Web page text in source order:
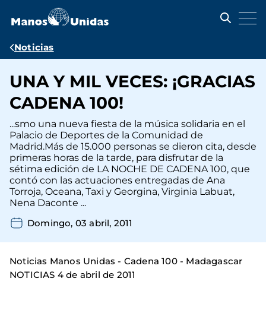
contenido
Ruta
navegación
Noticias
UNA Y MIL VECES: ¡GRACIAS
CADENA 100!
...smo una nueva fiesta de la música solidaria en el
Palacio de Deportes de la Comunidad de
Madrid.Más de 15.000 personas se dieron cita, desde
primeras horas de la tarde, para disfrutar de la
sétima edición de LA NOCHE DE CADENA 100, que
contó con las actuaciones entregadas de Ana
Torroja, Oceana, Taxi y Georgina, Virginia Labuat,
Nena Daconte ...
Domingo, 03 abril, 2011
Noticias Manos Unidas - Cadena 100 - Madagascar
NOTICIAS 4 de abril de 2011